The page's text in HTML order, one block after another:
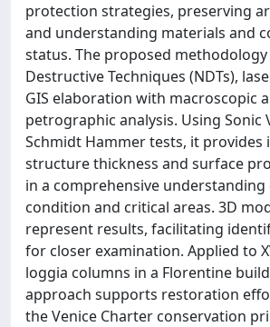
protection strategies, preserving
and understanding materials and
status. The proposed
Destructive Techniques (NDTs),
GIS elaboration with macroscopic
petrographic analysis. Using Sonic
Schmidt Hammer tests, it provides
structure thickness and surface
in a comprehensive understanding
condition and critical areas. 3D
represent results, facilitating
for closer examination. Applied to
loggia columns in a Florentine
approach supports restoration
the Venice Charter conservation